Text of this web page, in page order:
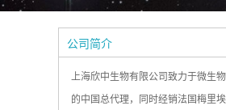
公司简介
上海欣中生物有限公司致力于微生
的中国总代理，同时经销法国梅里